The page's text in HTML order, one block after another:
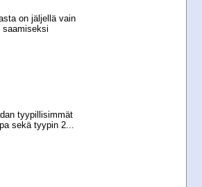
on jäljellä vain
saamiseksi
tyypillisimmät
sekä tyypin 2...